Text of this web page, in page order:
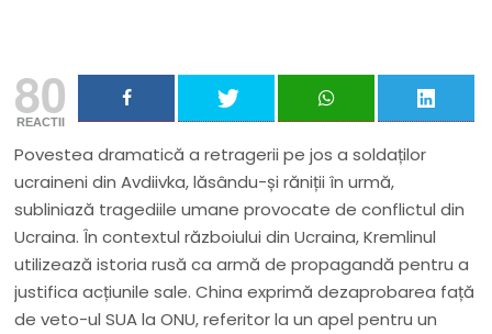
80
REACTII
Povestea dramatică a retragerii pe jos a soldaților
ucraineni din Avdiivka, lăsându-și răniții în urmă,
subliniază tragediile umane provocate de conflictul din
Ucraina. În contextul războiului din Ucraina, Kremlinul
utilizează istoria rusă ca armă de propagandă pentru a
justifica acțiunile sale. China exprimă dezaprobarea față
de veto-ul SUA la ONU, referitor la un apel pentru un